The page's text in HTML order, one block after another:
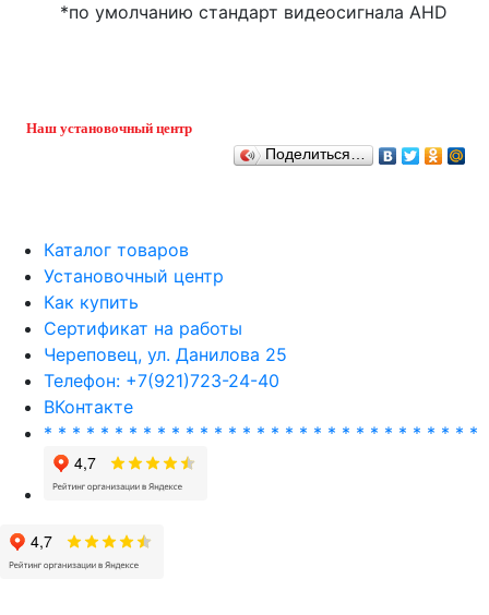
*по умолчанию стандарт видеосигнала AHD
Наш установочный центр
Поделиться…
Каталог товаров
Установочный центр
Как купить
Сертификат на работы
Череповец, ул. Данилова 25
Телефон: +7(921)723-24-40
ВКонтакте
* * * * * * * * * * * * * * * * * * * * * * * * * * * * * * *